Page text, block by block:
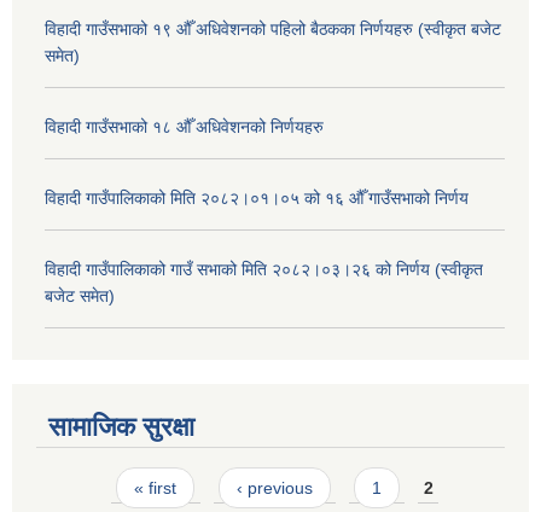
विहादी गाउँसभाको १९ औँ अधिवेशनको पहिलो बैठकका निर्णयहरु (स्वीकृत बजेट
समेत)
विहादी गाउँसभाको १८ औँ अधिवेशनको निर्णयहरु
विहादी गाउँपालिकाको मिति २०८२।०१।०५ को १६ औँ गाउँसभाको निर्णय
विहादी गाउँपालिकाको गाउँ सभाको मिति २०८२।०३।२६ को निर्णय (स्वीकृत
बजेट समेत)
सामाजिक सुरक्षा
Pages« first ‹ previous 1 2